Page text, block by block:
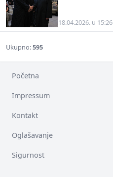
18.04.2026. u 15:26
Ukupno:595
Početna
Impressum
Kontakt
Oglašavanje
Sigurnost